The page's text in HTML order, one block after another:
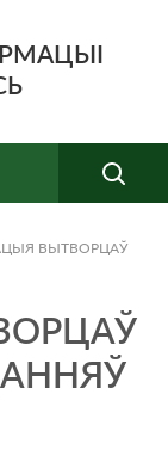
ВЫТВОРЦАЎ